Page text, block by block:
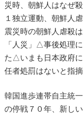
災時、朝鮮人はなぜ
１独立運動、朝鮮人
震災時の朝鮮人虐殺
「人災」△事後処理
た△いまも日本政府
任者処罰はないと指摘
韓国進歩連帯自主統
の停戦７０年、新し